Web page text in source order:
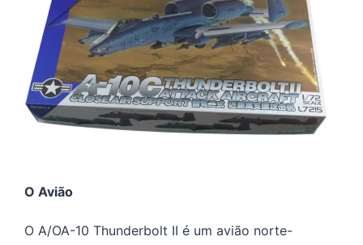
O Avião
O A/OA-10 Thunderbolt II é um avião norte-